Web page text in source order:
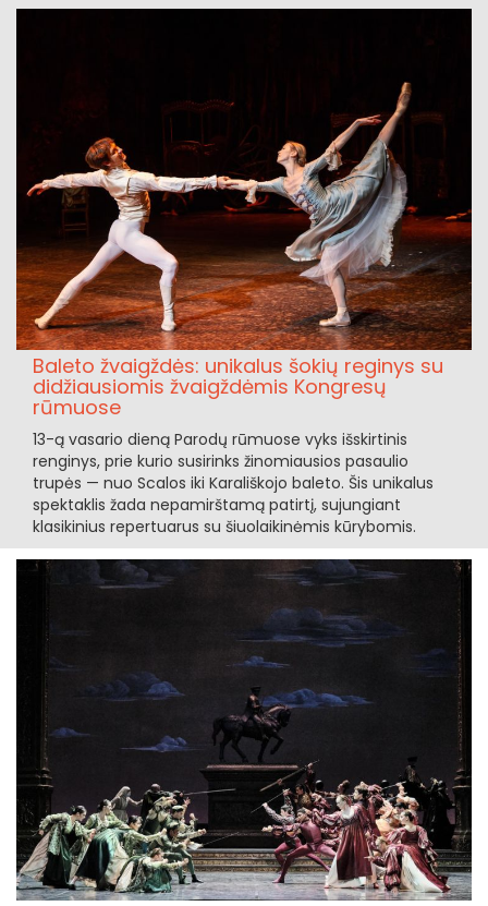
Baleto žvaigždės: unikalus šokių reginys su
didžiausiomis žvaigždėmis Kongresų
rūmuose
13-ą vasario dieną Parodų rūmuose vyks išskirtinis
renginys, prie kurio susirinks žinomiausios pasaulio
trupės — nuo Scalos iki Karališkojo baleto. Šis unikalus
spektaklis žada nepamirštamą patirtį, sujungiant
klasikinius repertuarus su šiuolaikinėmis kūrybomis.